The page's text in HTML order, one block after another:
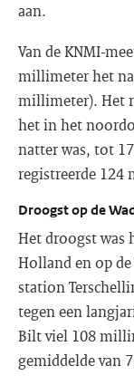
aan.
Van de KNMI-
millimeter het
millimeter). Het
het in het
natter was, tot
registreerde 124
Droogst op de
Het droogst was
Holland en op
station
tegen een
Bilt viel 108
gemiddelde van